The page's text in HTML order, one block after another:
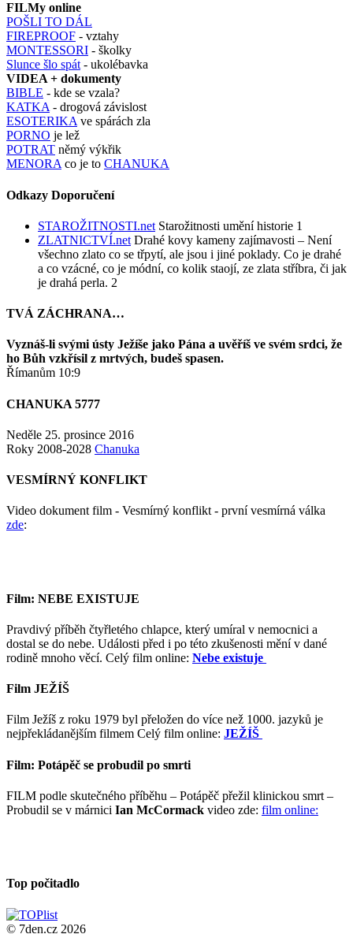
FILMy online
POŠLI TO DÁL
FIREPROOF - vztahy
MONTESSORI - školky
Slunce šlo spát - ukolébavka
VIDEA + dokumenty
BIBLE - kde se vzala?
KATKA - drogová závislost
ESOTERIKA ve spárách zla
PORNO je lež
POTRAT němý výkřik
MENORA co je to CHANUKA
Odkazy Doporučení
STAROŽITNOSTI.net Starožitnosti umění historie 1
ZLATNICTVÍ.net Drahé kovy kameny zajímavosti – Není
všechno zlato co se třpytí, ale jsou i jiné poklady. Co je drahé
a co vzácné, co je módní, co kolik staojí, ze zlata stříbra, či jak
je drahá perla. 2
TVÁ ZÁCHRANA…
Vyznáš-li svými ústy Ježíše jako Pána a uvěříš ve svém srdci, že
ho Bůh vzkřísil z mrtvých, budeš spasen.
Římanům 10:9
CHANUKA 5777
Neděle 25. prosince 2016
Roky 2008-2028 Chanuka
VESMÍRNÝ KONFLIKT
Video dokument film - Vesmírný konflikt - první vesmírná válka
zde:
Film: NEBE EXISTUJE
Pravdivý příběh čtyřletého chlapce, který umíral v nemocnici a
dostal se do nebe. Události před i po této zkušenosti mění v dané
rodině mnoho věcí. Celý film online: Nebe existuje
Film JEŽÍŠ
Film Ježíš z roku 1979 byl přeložen do více než 1000. jazyků je
nejpřekládanějším filmem Celý film online: JEŽÍŠ
Film: Potápěč se probudil po smrti
FILM podle skutečného příběhu – Potápěč přežil klinickou smrt –
Probudil se v márnici Ian McCormack video zde: film online:
Top počitadlo
© 7den.cz 2026